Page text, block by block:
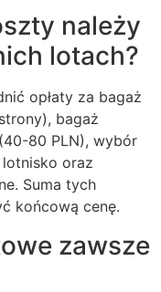
należy
lotach?
opłaty za bagaż
bagaż
80 PLN), wybór
oraz
Suma tych
końcową cenę.
zawsze